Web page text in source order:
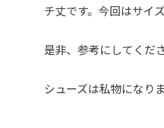
チ丈です。今回はサイ
是非、参考にしてくだ
シューズは私物になりま